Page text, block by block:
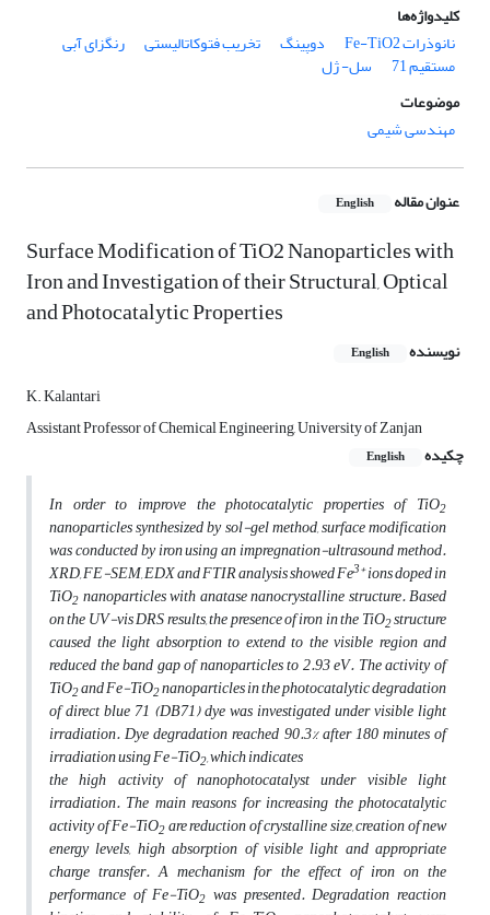
کلیدواژه‌ها
نانوذرات Fe-TiO2
دوپینگ تخریب فتوکاتالیستی رنگزای آبی
مستقیم 71
سل- ژل
موضوعات
مهندسی شیمی
عنوان مقاله English
Surface Modification of TiO2 Nanoparticles with
Iron and Investigation of their Structural, Optical
and Photocatalytic Properties
نویسنده English
K. Kalantari
Assistant Professor of Chemical Engineering, University of Zanjan
چکیده
English
In order to improve the photocatalytic properties of TiO2
nanoparticles synthesized by sol-gel method, surface modification
was conducted by iron using an impregnation-ultrasound method.
XRD, FE-SEM, EDX and FTIR analysis showed Fe3+ions doped in
TiO2 nanoparticles with anatase nanocrystalline structure.Based
on the UV-vis DRS results, the presence of iron in the TiO2structure
caused the light absorption to extend to the visible region and
reduced the band gap of nanoparticles to 2.93 eV.The activity of
TiO2and Fe-TiO2nanoparticles in the photocatalytic degradation
of direct blue 71 (DB71) dye was investigated under visible light
irradiation.Dye degradation reached 90.3% after 180 minutes of
irradiation using Fe-TiO2, which indicates
the high activity of nanophotocatalyst under visible light
irradiation. The main reasons for increasing the photocatalytic
activity of Fe-TiO2are reduction of crystalline size, creation of new
energy levels, high absorption of visible light and appropriate
charge transfer. A mechanism for the effect of iron on the
performance of Fe-TiO2 was presented.Degradationreaction